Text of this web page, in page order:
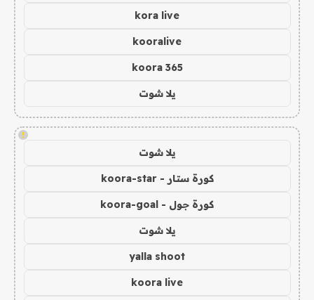
kora live
kooralive
koora 365
يلا شوت
!
يلا شوت
كورة ستار - koora-star
كورة جول - koora-goal
يلا شوت
yalla shoot
koora live